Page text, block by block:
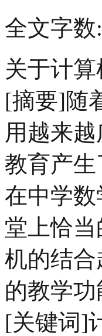
全文字数
关于计
[摘要]随
用越来
教育产
在中学
堂上恰
机的结
的教学
[关键词]